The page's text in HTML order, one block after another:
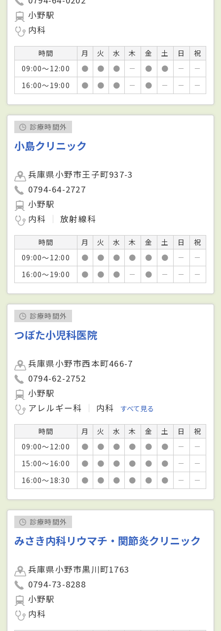
小野駅
内科
時間 月 火 水 木 金 土 日
祝
09:00～12:00
● ● ● － ● ● －
－
16:00～19:00
● ● ● － ● － － －
診療時間外
小島クリニック
兵庫県小野市王子町937-3
0794-64-2727
小野駅
内科
放射線科
時間 月 火 水 木 金 土 日
祝
09:00～12:00
● ● ● ● ● ● －
－
16:00～19:00
● ● ● － ● － － －
診療時間外
つぼた小児科医院
兵庫県小野市西本町466-7
0794-62-2752
小野駅
アレルギー科
内科 すべて見る
時間 月 火 水 木 金 土 日
祝
09:00～12:00
● ● ● ● ● ● －
－
15:00～16:00
● ● ● ● ● ● －
－
16:00～18:30
● ● ● ● ● ● － －
診療時間外
みさき内科リウマチ・関節炎クリニック
兵庫県小野市黒川町1763
0794-73-8288
小野駅
内科